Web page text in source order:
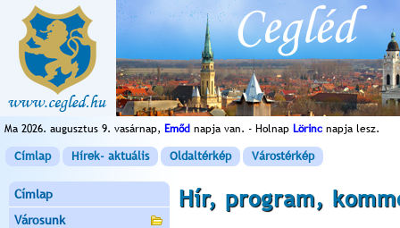
Ma 2026. augusztus 9. vasárnap, Emőd napja van. - Holnap Lörinc napja lesz.
Címlap Hírek- aktuális Oldaltérkép Várostérkép
Címlap
Városunk
Hír, program,